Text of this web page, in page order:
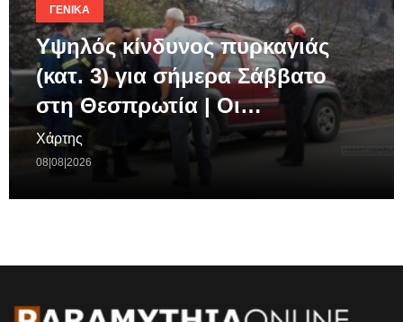
ΓΕΝΙΚΆ
Υψηλός κίνδυνος πυρκαγιάς
(κατ. 3) για σήμερα Σάββατο
στη Θεσπρωτία | Οι…
Χάρτης
08|08|2026